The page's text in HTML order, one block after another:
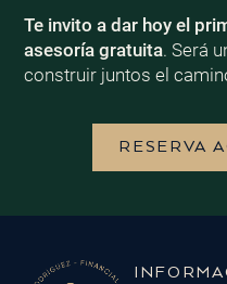
Te invito a dar hoy el
asesoría gratuita. Será
construir juntos el
RESERVA